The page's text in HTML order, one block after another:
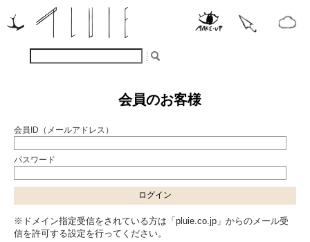
会員のお客様
会員ID（メールアドレス）
パスワード
※ドメイン指定受信をされている方は「pluie.co.jp」からのメール受
信を許可する設定を行ってください。